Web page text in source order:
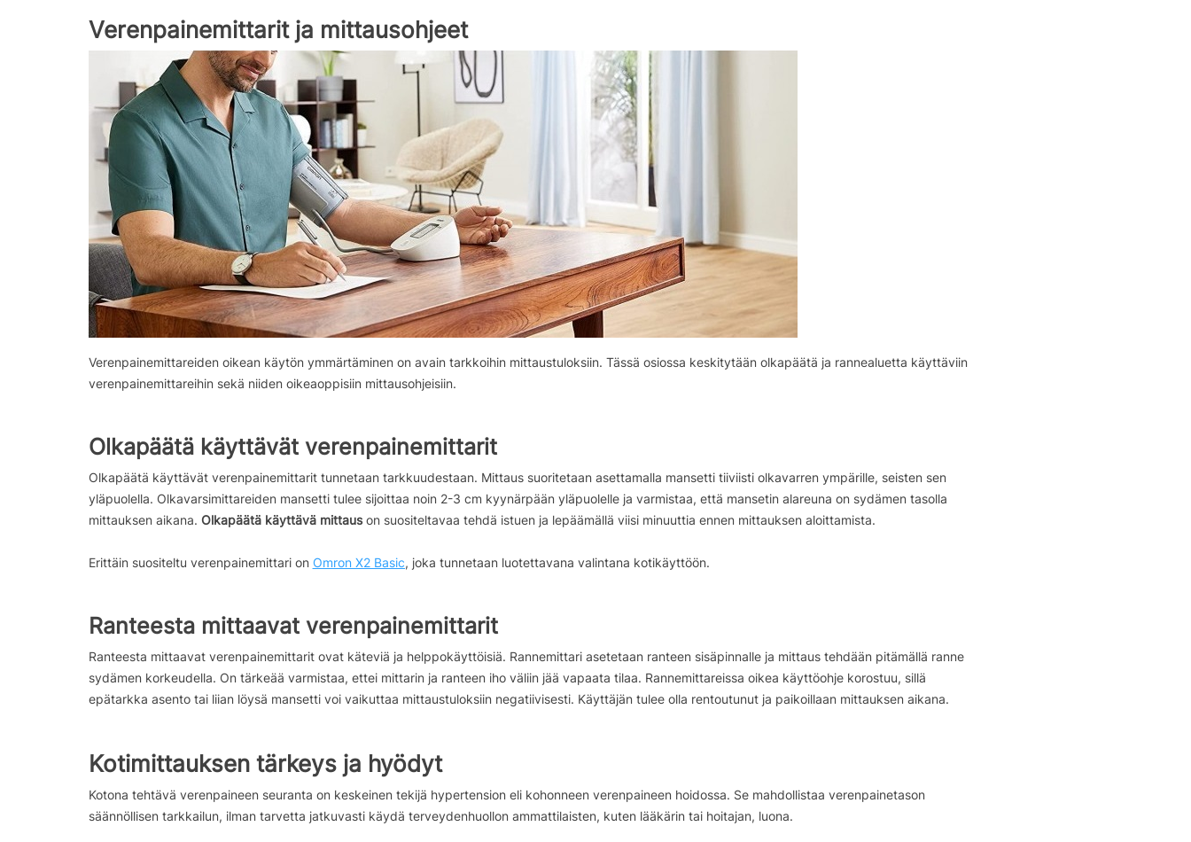
Verenpainemittarit ja mittausohjeet
Verenpainemittareiden oikean käytön ymmärtäminen on avain tarkkoihin mittaustuloksiin. Tässä osiossa keskitytään olkapäätä ja rannealuetta käyttäviin
verenpainemittareihin sekä niiden oikeaoppisiin mittausohjeisiin.
Olkapäätä käyttävät verenpainemittarit
Olkapäätä käyttävät verenpainemittarit tunnetaan tarkkuudestaan. Mittaus suoritetaan asettamalla mansetti tiiviisti olkavarren ympärille, seisten sen
yläpuolella. Olkavarsimittareiden mansetti tulee sijoittaa noin 2-3 cm kyynärpään yläpuolelle ja varmistaa, että mansetin alareuna on sydämen tasolla
mittauksen aikana. Olkapäätä käyttävä mittauson suositeltavaa tehdä istuen ja lepäämällä viisi minuuttia ennen mittauksen aloittamista.
Erittäin suositeltu verenpainemittari on Omron X2 Basic, joka tunnetaan luotettavana valintana kotikäyttöön.
Ranteesta mittaavat verenpainemittarit
Ranteesta mittaavat verenpainemittarit ovat käteviä ja helppokäyttöisiä. Rannemittari asetetaan ranteen sisäpinnalle ja mittaus tehdään pitämällä ranne
sydämen korkeudella. On tärkeää varmistaa, ettei mittarin ja ranteen iho väliin jää vapaata tilaa. Rannemittareissa oikea käyttöohje korostuu, sillä
epätarkka asento tai liian löysä mansetti voi vaikuttaa mittaustuloksiin negatiivisesti. Käyttäjän tulee olla rentoutunut ja paikoillaan mittauksen aikana.
Kotimittauksen tärkeys ja hyödyt
Kotona tehtävä verenpaineen seuranta on keskeinen tekijä hypertension eli kohonneen verenpaineen hoidossa. Se mahdollistaa verenpainetason
säännöllisen tarkkailun, ilman tarvetta jatkuvasti käydä terveydenhuollon ammattilaisten, kuten lääkärin tai hoitajan, luona.